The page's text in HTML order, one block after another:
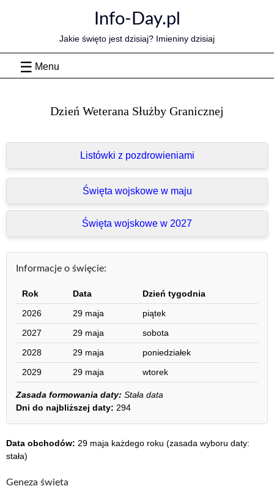
Info-Day.pl
Jakie święto jest dzisiaj? Imieniny dzisiaj
Menu
Dzień Weterana Służby Granicznej
Listówki z pozdrowieniami
Święta wojskowe w maju
Święta wojskowe w 2027
Informacje o święcie:
Rok Data
Dzień tygodnia
2026
29 maja
piątek
2027
29 maja
sobota
2028
29 maja
poniedziałek
2029
29 maja wtorek
Zasada formowania daty: Stała data
Dni do najbliższej daty: 294
Data obchodów: 29 maja każdego roku (zasada wyboru daty:
stała)
Geneza święta